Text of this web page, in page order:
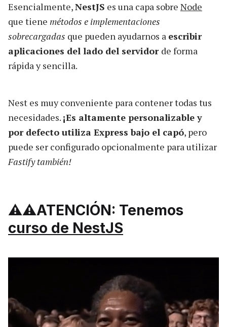
Esencialmente,NestJS es una capa sobre Node
que tiene métodos e implementaciones
sobrecargadas que pueden ayudarnos a escribir
aplicaciones del lado del servidor de forma
rápida y sencilla.
Nest es muy conveniente para contener todas tus
necesidades. ¡Es altamente personalizable y
por defecto utiliza Express bajo el capó, pero
puede ser configurado opcionalmente para utilizar
Fastify también!
⚠️⚠️ATENCIÓN: Tenemos
curso de NestJS